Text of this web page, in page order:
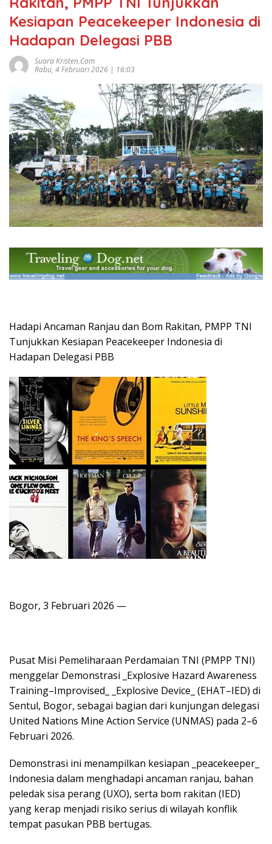
Kesiapan Peacekeeper Indonesia di
Hadapan Delegasi PBB
Suara Kristen.com
Rabu, 4 Februari 2026 | 16:03
Hadapi Ancaman Ranjau dan Bom Rakitan, PMPP TNI
Tunjukkan Kesiapan Peacekeeper Indonesia di
Hadapan Delegasi PBB
Bogor, 3 Februari 2026 —
Pusat Misi Pemeliharaan Perdamaian TNI (PMPP TNI)
menggelar Demonstrasi _Explosive Hazard Awareness
Training–Improvised_ _Explosive Device_ (EHAT–IED) di
Sentul, Bogor, sebagai bagian dari kunjungan delegasi
United Nations Mine Action Service (UNMAS) pada 2–6
Februari 2026.
Demonstrasi ini menampilkan kesiapan _peacekeeper_
Indonesia dalam menghadapi ancaman ranjau, bahan
peledak sisa perang (UXO), serta bom rakitan (IED)
yang kerap menjadi risiko serius di wilayah konflik
tempat pasukan PBB bertugas.